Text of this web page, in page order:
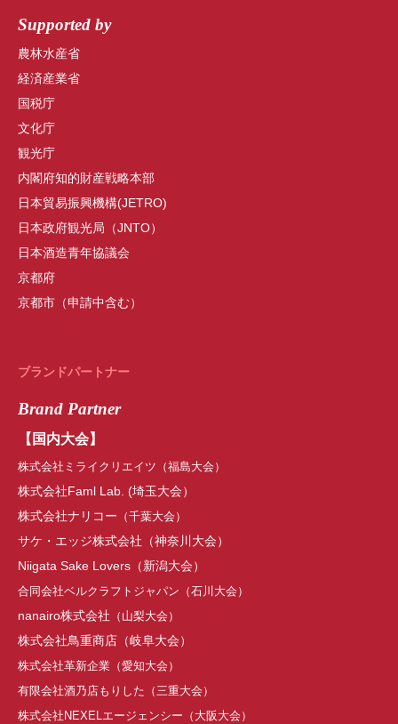
Supported by
農林水産省
経済産業省
国税庁
文化庁
観光庁
内閣府知的財産戦略本部
日本貿易振興機構(JETRO)
日本政府観光局（JNTO）
日本酒造青年協議会
京都府
京都市（申請中含む）
ブランドパートナー
Brand Partner
【国内大会】
株式会社ミライクリエイツ（福島大会）
株式会社Faml Lab. (埼玉大会）
株式会社ナリコー （千葉大会）
サケ・エッジ株式会社 （神奈川大会）
Niigata Sake Lovers（新潟大会）
合同会社ベルクラフトジャパン（石川大会）
nanairo株式会社 （山梨大会）
株式会社鳥重商店（岐阜大会）
株式会社革新企業（愛知大会 ）
有限会社酒乃店もりした（三重大会）
株式会社NEXELエージェンシー （ 大阪大会 ）